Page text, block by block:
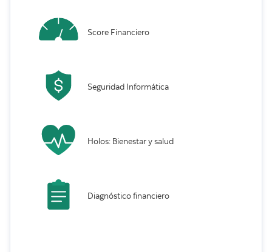
Score Financiero
Seguridad Informática
Holos: Bienestar y salud
Diagnóstico financiero